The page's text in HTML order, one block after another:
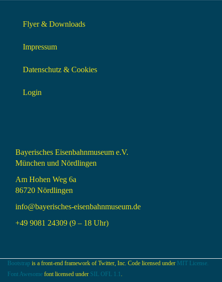
Flyer & Downloads
Impressum
Datenschutz & Cookies
Login
Bayerisches Eisenbahnmuseum e.V.
München und Nördlingen
Am Hohen Weg 6a
86720 Nördlingen
info@bayerisches-eisenbahnmuseum.de
+49 9081 24309 (9 – 18 Uhr)
Bootstrap is a front-end framework of Twitter, Inc. Code licensed under MIT License.
Font Awesome font licensed under SIL OFL 1.1 .